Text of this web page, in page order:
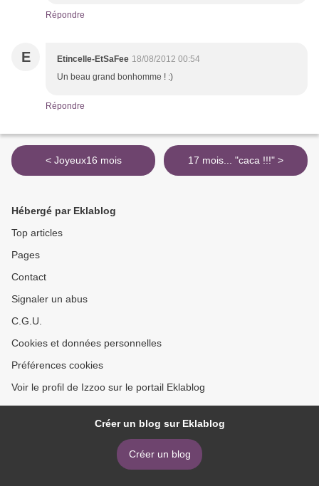
Répondre
E Etincelle-EtSaFee 18/08/2012 00:54
Un beau grand bonhomme ! :)
Répondre
< Joyeux16 mois 17 mois... "caca !!!" >
Hébergé par Eklablog
Top articles
Pages
Contact
Signaler un abus
C.G.U.
Cookies et données personnelles
Préférences cookies
Voir le profil de Izzoo sur le portail Eklablog
Créer un blog sur Eklablog
Créer un blog